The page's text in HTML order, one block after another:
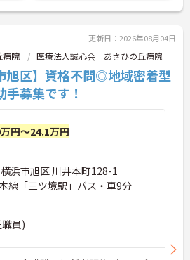
者の方のキャリア形成を
やリーダーシップを学べ
充実しています。さらな
キャリアアップを目指せ
境です。
で、身体的負担を抑えなが
などの最新設備を活用
ことで心身のゆとりが生
ひとりに寄り添ったケア
度など、専門性を高めら
無料で受講できるなど、
更新日：2026年08月04日
院 医療法人誠心会 あさひの丘病院
旭区】資格不問◎地域密着型
募集です！
円～24.1万円
浜市旭区 川井本町128-1
線「三ツ境駅」バス・車9分
員)